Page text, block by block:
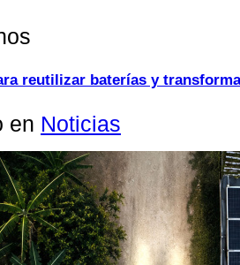
reutilizar baterías y
en Noticias